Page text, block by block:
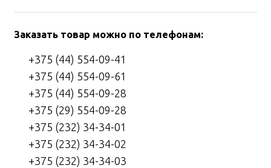
Заказать товар можно по телефонам:
+375 (44) 554-09-41
+375 (44) 554-09-61
+375 (44) 554-09-28
+375 (29) 554-09-28
+375 (232) 34-34-01
+375 (232) 34-34-02
+375 (232) 34-34-03